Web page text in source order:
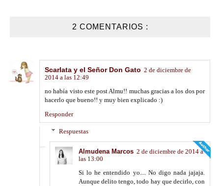
2 COMENTARIOS :
Scarlata y el Señor Don Gato 2 de diciembre de
2014 a las 12:49
no había visto este post Almu!! muchas gracias a los dos por
hacerlo que bueno!! y muy bien explicado :)
Responder
Respuestas
Almudena Marcos 2 de diciembre de 2014 a
las 13:00
Si lo he entendido yo.... No digo nada jajaja.
Aunque delito tengo, todo hay que decirlo, con